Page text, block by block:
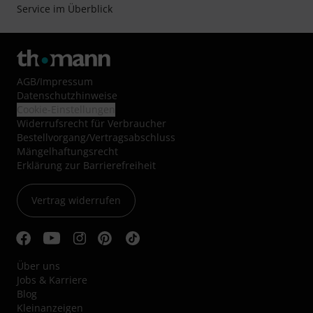
Service im Überblick
AGB/Impressum
Datenschutzhinweise
Widerrufsrecht für Verbraucher
Bestellvorgang/Vertragsabschluss
Mängelhaftungsrecht
Erklärung zur Barrierefreiheit
Vertrag widerrufen
Über uns
Jobs & Karriere
Blog
Kleinanzeigen